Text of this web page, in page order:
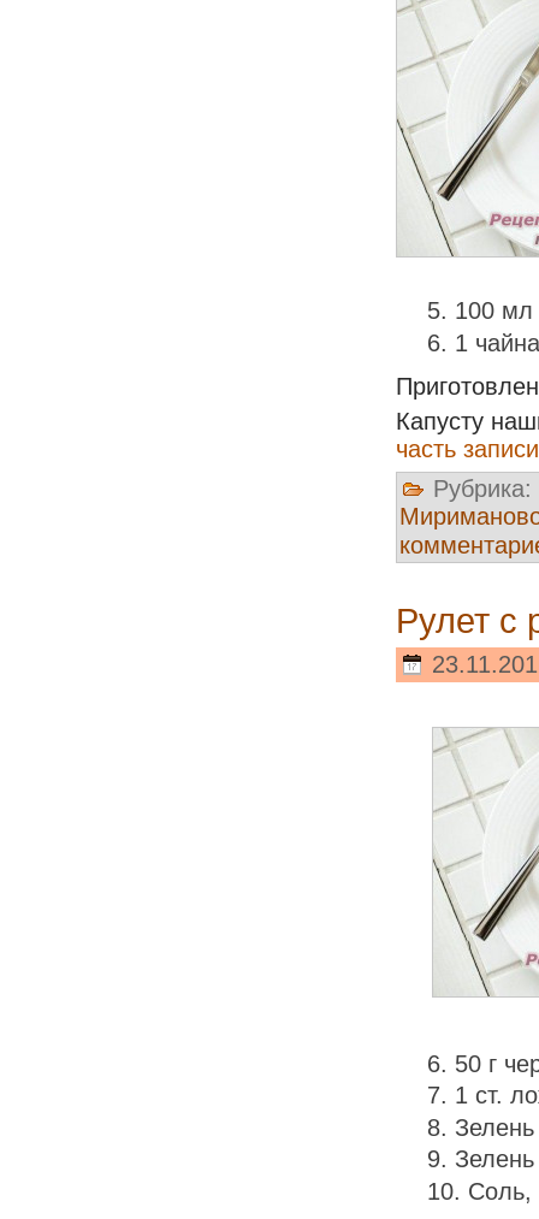
100 мл
1
Капусту
часть
Рубрика:
Рулет с
50 г
1 ст.
Соль,